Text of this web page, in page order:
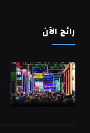
رائج الآن